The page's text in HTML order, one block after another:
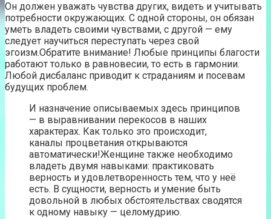
Он должен уважать чувства других, видеть и учитывать
потребности окружающих. С одной стороны, он обязан
уметь владеть своими чувствами, с другой — ему
следует научиться переступать через свой
эгоизм.Обратите внимание! Любые принципы благости
работают только в равновесии, то есть в гармонии.
Любой дисбаланс приводит к страданиям и посевам
будущих проблем.
И назначение описываемых здесь принципов
— в выравнивании перекосов в наших
характерах. Как только это происходит,
каналы процветания открываются
автоматически!Женщине также необходимо
владеть двумя навыками: практиковать
верность и удовлетворенность тем, что у неё
есть. В сущности, верность и умение быть
довольной в любых обстоятельствах сводятся
к одному навыку — целомудрию.